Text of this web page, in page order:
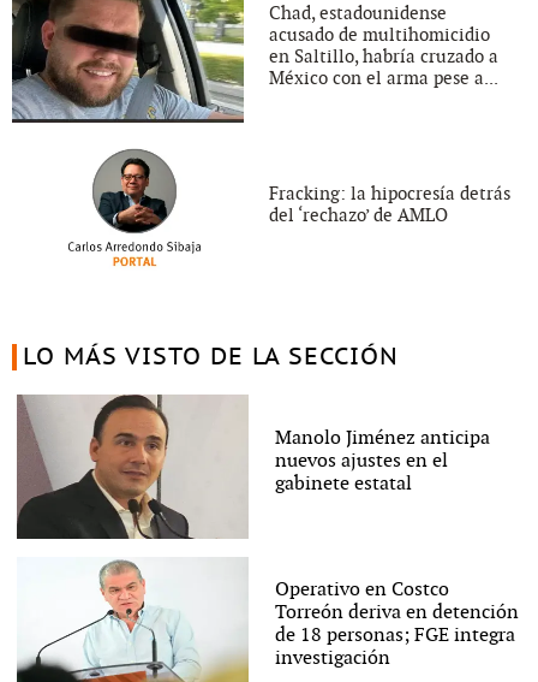
Chad, estadounidense
acusado de multihomicidio
en Saltillo, habría cruzado a
México con el arma pese a...
Fracking: la hipocresía detrás
del ‘rechazo’ de AMLO
LO MÁS VISTO DE LA SECCIÓN
Manolo Jiménez anticipa
nuevos ajustes en el
gabinete estatal
Operativo en Costco
Torreón deriva en detención
de 18 personas; FGE integra
investigación